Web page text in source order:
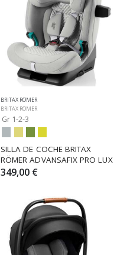
BRITAX RÖMER
BRITAX RÖMER
Gr 1-2-3
SILLA DE COCHE BRITAX
RÖMER ADVANSAFIX PRO LUX
349,00 €